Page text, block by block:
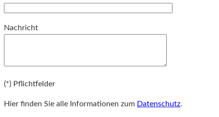
Nachricht
(*) Pflichtfelder
Hier finden Sie alle Informationen zum Datenschutz.